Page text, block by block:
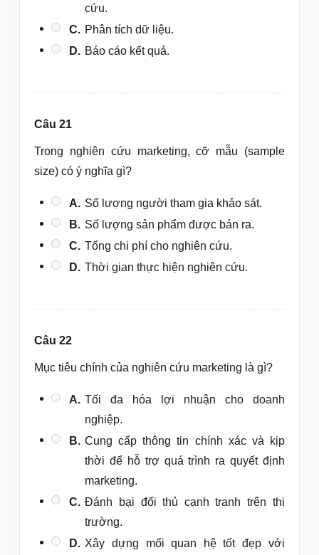
cứu.
C. Phân tích dữ liệu.
D. Báo cáo kết quả.
Câu 21
Trong nghiên cứu marketing, cỡ mẫu (sample
size) có ý nghĩa gì?
A. Số lượng người tham gia khảo sát.
B. Số lượng sản phẩm được bán ra.
C. Tổng chi phí cho nghiên cứu.
D. Thời gian thực hiện nghiên cứu.
Câu 22
Mục tiêu chính của nghiên cứu marketing là gì?
A. Tối đa hóa lợi nhuận cho doanh
nghiệp.
B. Cung cấp thông tin chính xác và kịp
thời để hỗ trợ quá trình ra quyết định
marketing.
C. Đánh bại đối thủ cạnh tranh trên thị
trường.
D. Xây dựng mối quan hệ tốt đẹp với